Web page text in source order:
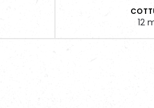
12